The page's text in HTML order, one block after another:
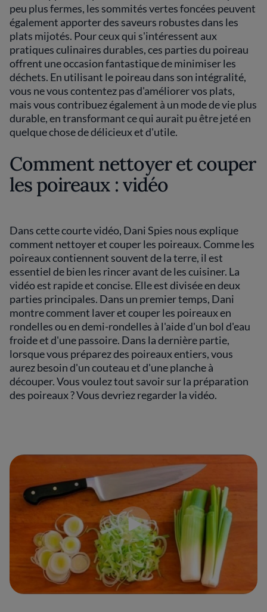
peu plus fermes, les sommités vertes foncées peuvent
également apporter des saveurs robustes dans les
plats mijotés. Pour ceux qui s'intéressent aux
pratiques culinaires durables, ces parties du poireau
offrent une occasion fantastique de minimiser les
déchets. En utilisant le poireau dans son intégralité,
vous ne vous contentez pas d'améliorer vos plats,
mais vous contribuez également à un mode de vie plus
durable, en transformant ce qui aurait pu être jeté en
quelque chose de délicieux et d'utile.
Comment nettoyer et couper
les poireaux : vidéo
Dans cette courte vidéo, Dani Spies nous explique
comment nettoyer et couper les poireaux. Comme les
poireaux contiennent souvent de la terre, il est
essentiel de bien les rincer avant de les cuisiner. La
vidéo est rapide et concise. Elle est divisée en deux
parties principales. Dans un premier temps, Dani
montre comment laver et couper les poireaux en
rondelles ou en demi-rondelles à l'aide d'un bol d'eau
froide et d'une passoire. Dans la dernière partie,
lorsque vous préparez des poireaux entiers, vous
aurez besoin d'un couteau et d'une planche à
découper. Vous voulez tout savoir sur la préparation
des poireaux ? Vous devriez regarder la vidéo.